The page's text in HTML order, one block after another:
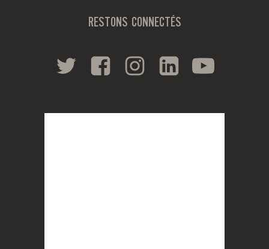
RESTONS CONNECTÉS